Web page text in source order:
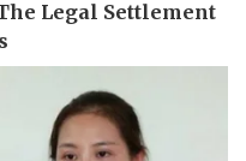
Đời sống